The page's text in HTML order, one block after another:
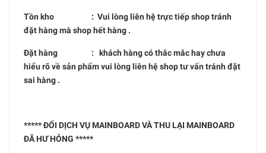
Tồn kho : Vui lòng liên hệ trực tiếp shop tránh
đặt hàng mà shop hết hàng .
Đặt hàng : khách hàng có thắc mắc hay chưa
hiểu rõ về sản phẩm vui lòng liên hệ shop tư vấn tránh đặt
sai hàng .
***** ĐỔI DỊCH VỤ MAINBOARD VÀ THU LẠI MAINBOARD
ĐÃ HƯ HỎNG *****